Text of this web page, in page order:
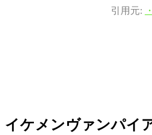
引用元:
イケメンヴァンパイ